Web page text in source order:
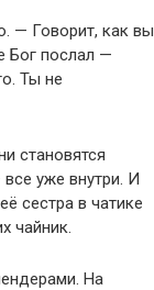
— Говорит, как вы
Бог послал —
Ты не
становятся
уже внутри. И
сестра в чатике
чайник.
На